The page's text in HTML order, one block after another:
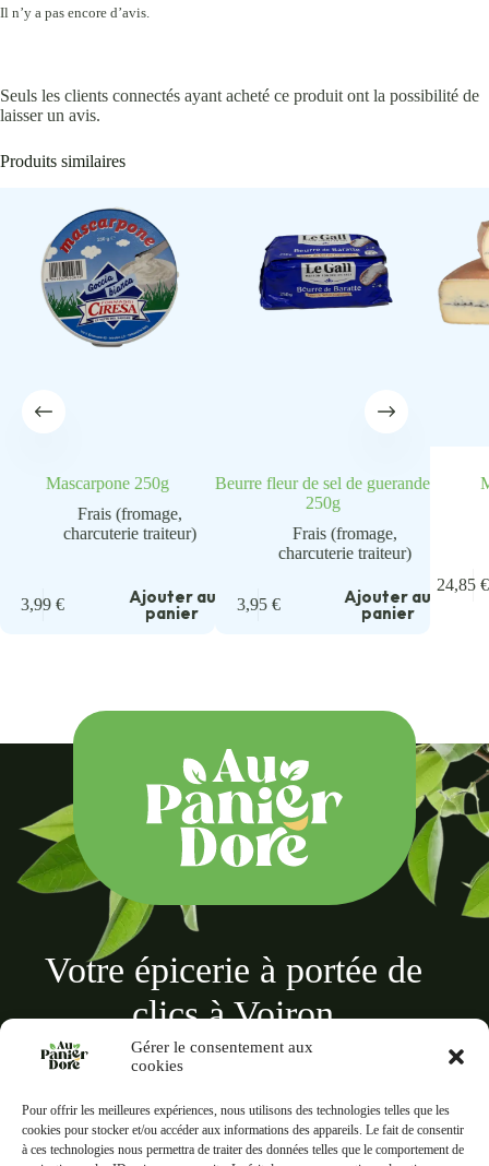
Gérer le consentement aux
cookies
Pour offrir les meilleures expériences, nous utilisons des technologies telles que les
cookies pour stocker et/ou accéder aux informations des appareils. Le fait de consentir
à ces technologies nous permettra de traiter des données telles que le comportement de
Il n’y a pas encore d’avis.
Seuls les clients connectés ayant acheté ce produit ont la possibilité de
laisser un avis.
Produits similaires
Mascarpone 250g
Frais (fromage,
charcuterie traiteur)
3,99€ Ajouter au
panier
Beurre fleur de sel de guerande
250g
Frais (fromage,
charcuterie traiteur)
3,95 € Ajouter au
panier
24,85 €
Votre épicerie à portée de
clics à Voiron
Au panier doré